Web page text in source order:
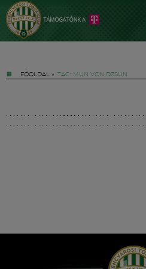
FŐOLDAL » TAG: MUN VON DZSUN
Hírek